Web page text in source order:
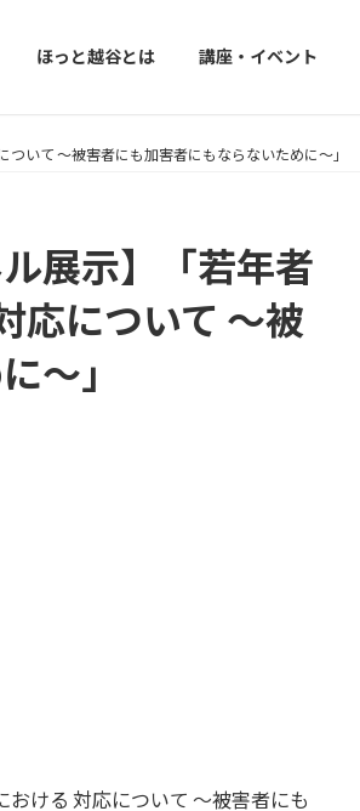
ほっと越谷とは 講座・イベント
いて ～被害者にも加害者にもならないために～」
展示】「若年者
応について ～被
～」
ける 対応について ～被害者にも